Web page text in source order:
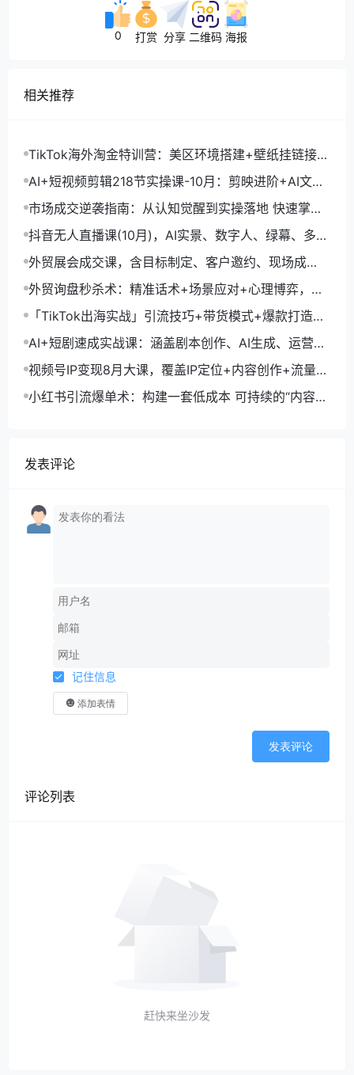
0 打赏 分享 二维码 海报
相关推荐
TikTok海外淘金特训营：美区环境搭建+壁纸挂链接
+剪映数字人，月入1.5万
AI+短视频剪辑218节实操课-10月：剪映进阶+AI文案
生成+账号运营，月入2万
市场成交逆袭指南：从认知觉醒到实操落地 快速掌握
市场开拓与成交核心能力
抖音无人直播课(10月)，AI实景、数字人、绿幕、多种
玩法、24小时自动盈利
外贸展会成交课，含目标制定、客户邀约、现场成
交，系统化SOP提升参展ROI
外贸询盘秒杀术：精准话术+场景应对+心理博弈，单
月询盘转化率提升200%
「TikTok出海实战」引流技巧+带货模式+爆款打造，
单月变现10万+秘籍
AI+短剧速成实战课：涵盖剧本创作、AI生成、运营变
现，单部剧收益破万
视频号IP变现8月大课，覆盖IP定位+内容创作+流量获
取+合规运营+商业转化
小红书引流爆单术：构建一套低成本 可持续的“内容-
发表评论
记住信息
添加表情
发表评论
评论列表
赶快来坐沙发